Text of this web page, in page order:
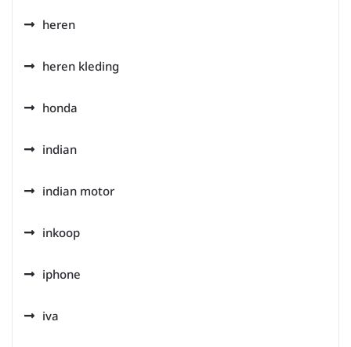
heren
heren kleding
honda
indian
indian motor
inkoop
iphone
iva